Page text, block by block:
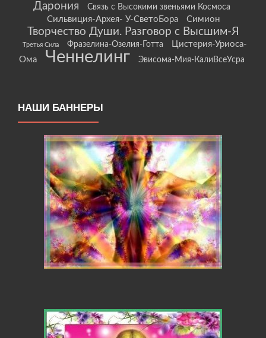
Дарония
Связь с Высокими звеньями Космоса
Сильвиция-Архея- У-СветоБора Симион
Творчество Души. Разговор с Высшим-Я
Третья Сила Фразелина-Озелия-Готта
Цистерия-Уриоса-
Ома
Ченнелинг Эвисома-Мия-КалиВсеУсра
НАШИ БАННЕРЫ